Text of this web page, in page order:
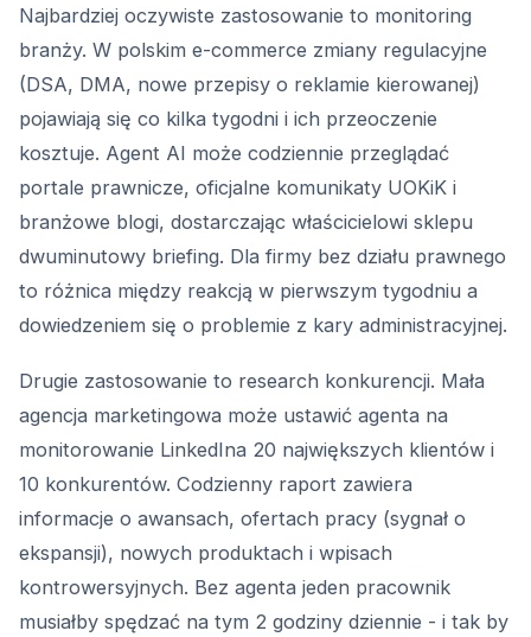
Najbardziej oczywiste zastosowanie to monitoring
branży. W polskim e-commerce zmiany regulacyjne
(DSA, DMA, nowe przepisy o reklamie kierowanej)
pojawiają się co kilka tygodni i ich przeoczenie
kosztuje. Agent AI może codziennie przeglądać
portale prawnicze, oficjalne komunikaty UOKiK i
branżowe blogi, dostarczając właścicielowi sklepu
dwuminutowy briefing. Dla firmy bez działu prawnego
to różnica między reakcją w pierwszym tygodniu a
dowiedzeniem się o problemie z kary administracyjnej.
Drugie zastosowanie to research konkurencji. Mała
agencja marketingowa może ustawić agenta na
monitorowanie LinkedIna 20 największych klientów i
10 konkurentów. Codzienny raport zawiera
informacje o awansach, ofertach pracy (sygnał o
ekspansji), nowych produktach i wpisach
kontrowersyjnych. Bez agenta jeden pracownik
musiałby spędzać na tym 2 godziny dziennie - i tak by